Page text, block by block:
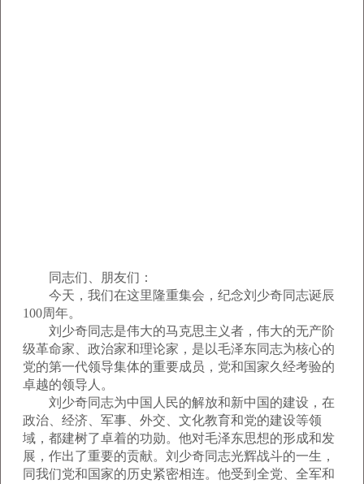
同志们、朋友们：
今天，我们在这里隆重集会，纪念刘少奇同志诞辰
100周年。
刘少奇同志是伟大的马克思主义者，伟大的无产阶
级革命家、政治家和理论家，是以毛泽东同志为核心的
党的第一代领导集体的重要成员，党和国家久经考验的
卓越的领导人。
刘少奇同志为中国人民的解放和新中国的建设，在
政治、经济、军事、外交、文化教育和党的建设等领
域，都建树了卓着的功勋。他对毛泽东思想的形成和发
展，作出了重要的贡献。刘少奇同志光辉战斗的一生，
同我们党和国家的历史紧密相连。他受到全党、全军和